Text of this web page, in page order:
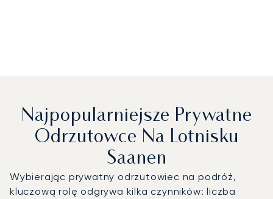
Najpopularniejsze Prywatne
Odrzutowce Na Lotnisku
Saanen
Wybierając prywatny odrzutowiec na podróż,
kluczową rolę odgrywa kilka czynników: liczba